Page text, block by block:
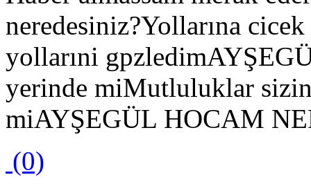
neredesiniz?Yollarına
yollarıni
yerinde miMutluluklar
miAYŞEGÜL HOCAM
(0)